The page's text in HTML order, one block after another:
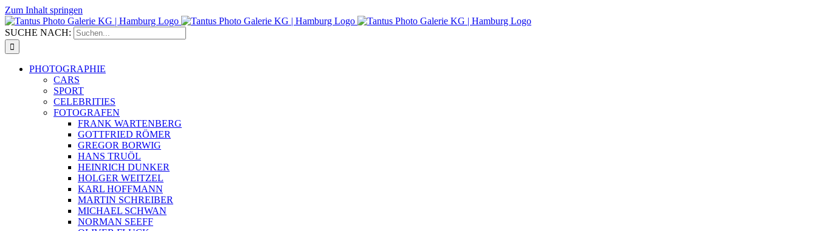
Zum Inhalt springen
SUCHE NACH:
PHOTOGRAPHIE
CARS
SPORT
CELEBRITIES
FOTOGRAFEN
FRANK WARTENBERG
GOTTFRIED RÖMER
GREGOR BORWIG
HANS TRUÖL
HEINRICH DUNKER
HOLGER WEITZEL
KARL HOFFMANN
MARTIN SCHREIBER
MICHAEL SCHWAN
NORMAN SEEFF